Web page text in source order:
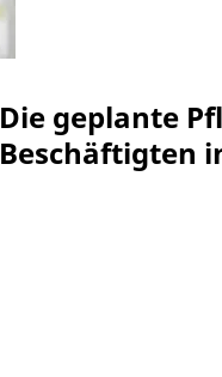
Die geplante
Beschäftigten